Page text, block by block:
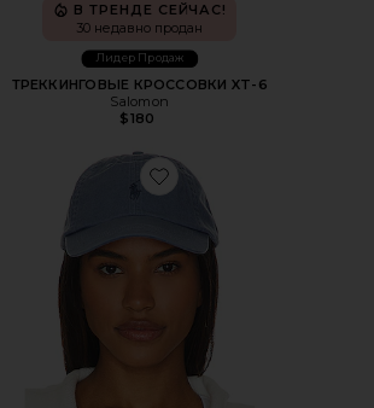
В ТРЕНДЕ СЕЙЧАС!
30 недавно продан
Лидер Продаж
ТРЕККИНГОВЫЕ КРОССОВКИ XT-6
Salomon
$180
Favorite ШЛЯПА